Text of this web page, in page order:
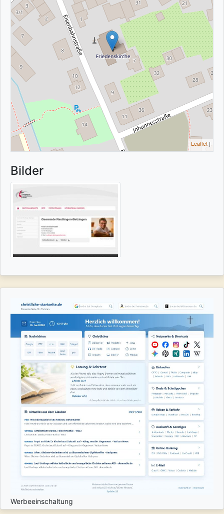
Leaflet |
Bilder
Werbeeinschaltung